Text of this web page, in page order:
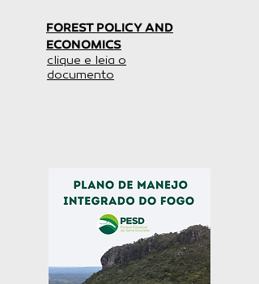
FOREST POLICY AND
ECONOMICS
clique e leia o
documento